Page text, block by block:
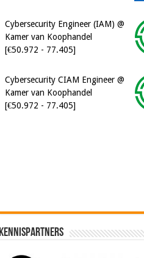
Cybersecurity Engineer (IAM) @
Kamer van Koophandel
[€50.972 - 77.405]
Cybersecurity CIAM Engineer @
Kamer van Koophandel
[€50.972 - 77.405]
Kennispartners